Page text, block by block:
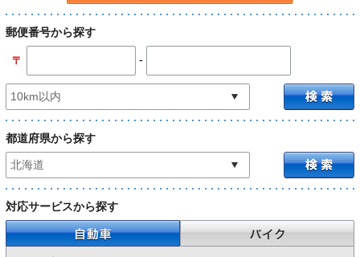
郵便番号から探す
〒 -
都道府県から探す
対応サービスから探す
自動車
バイク